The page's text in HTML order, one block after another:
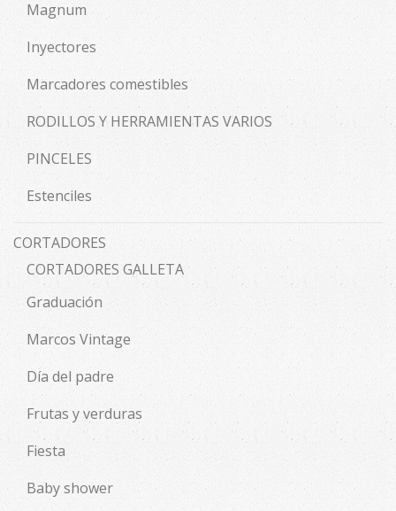
Magnum
Inyectores
Marcadores comestibles
RODILLOS Y HERRAMIENTAS VARIOS
PINCELES
Estenciles
CORTADORES
CORTADORES GALLETA
Graduación
Marcos Vintage
Día del padre
Frutas y verduras
Fiesta
Baby shower